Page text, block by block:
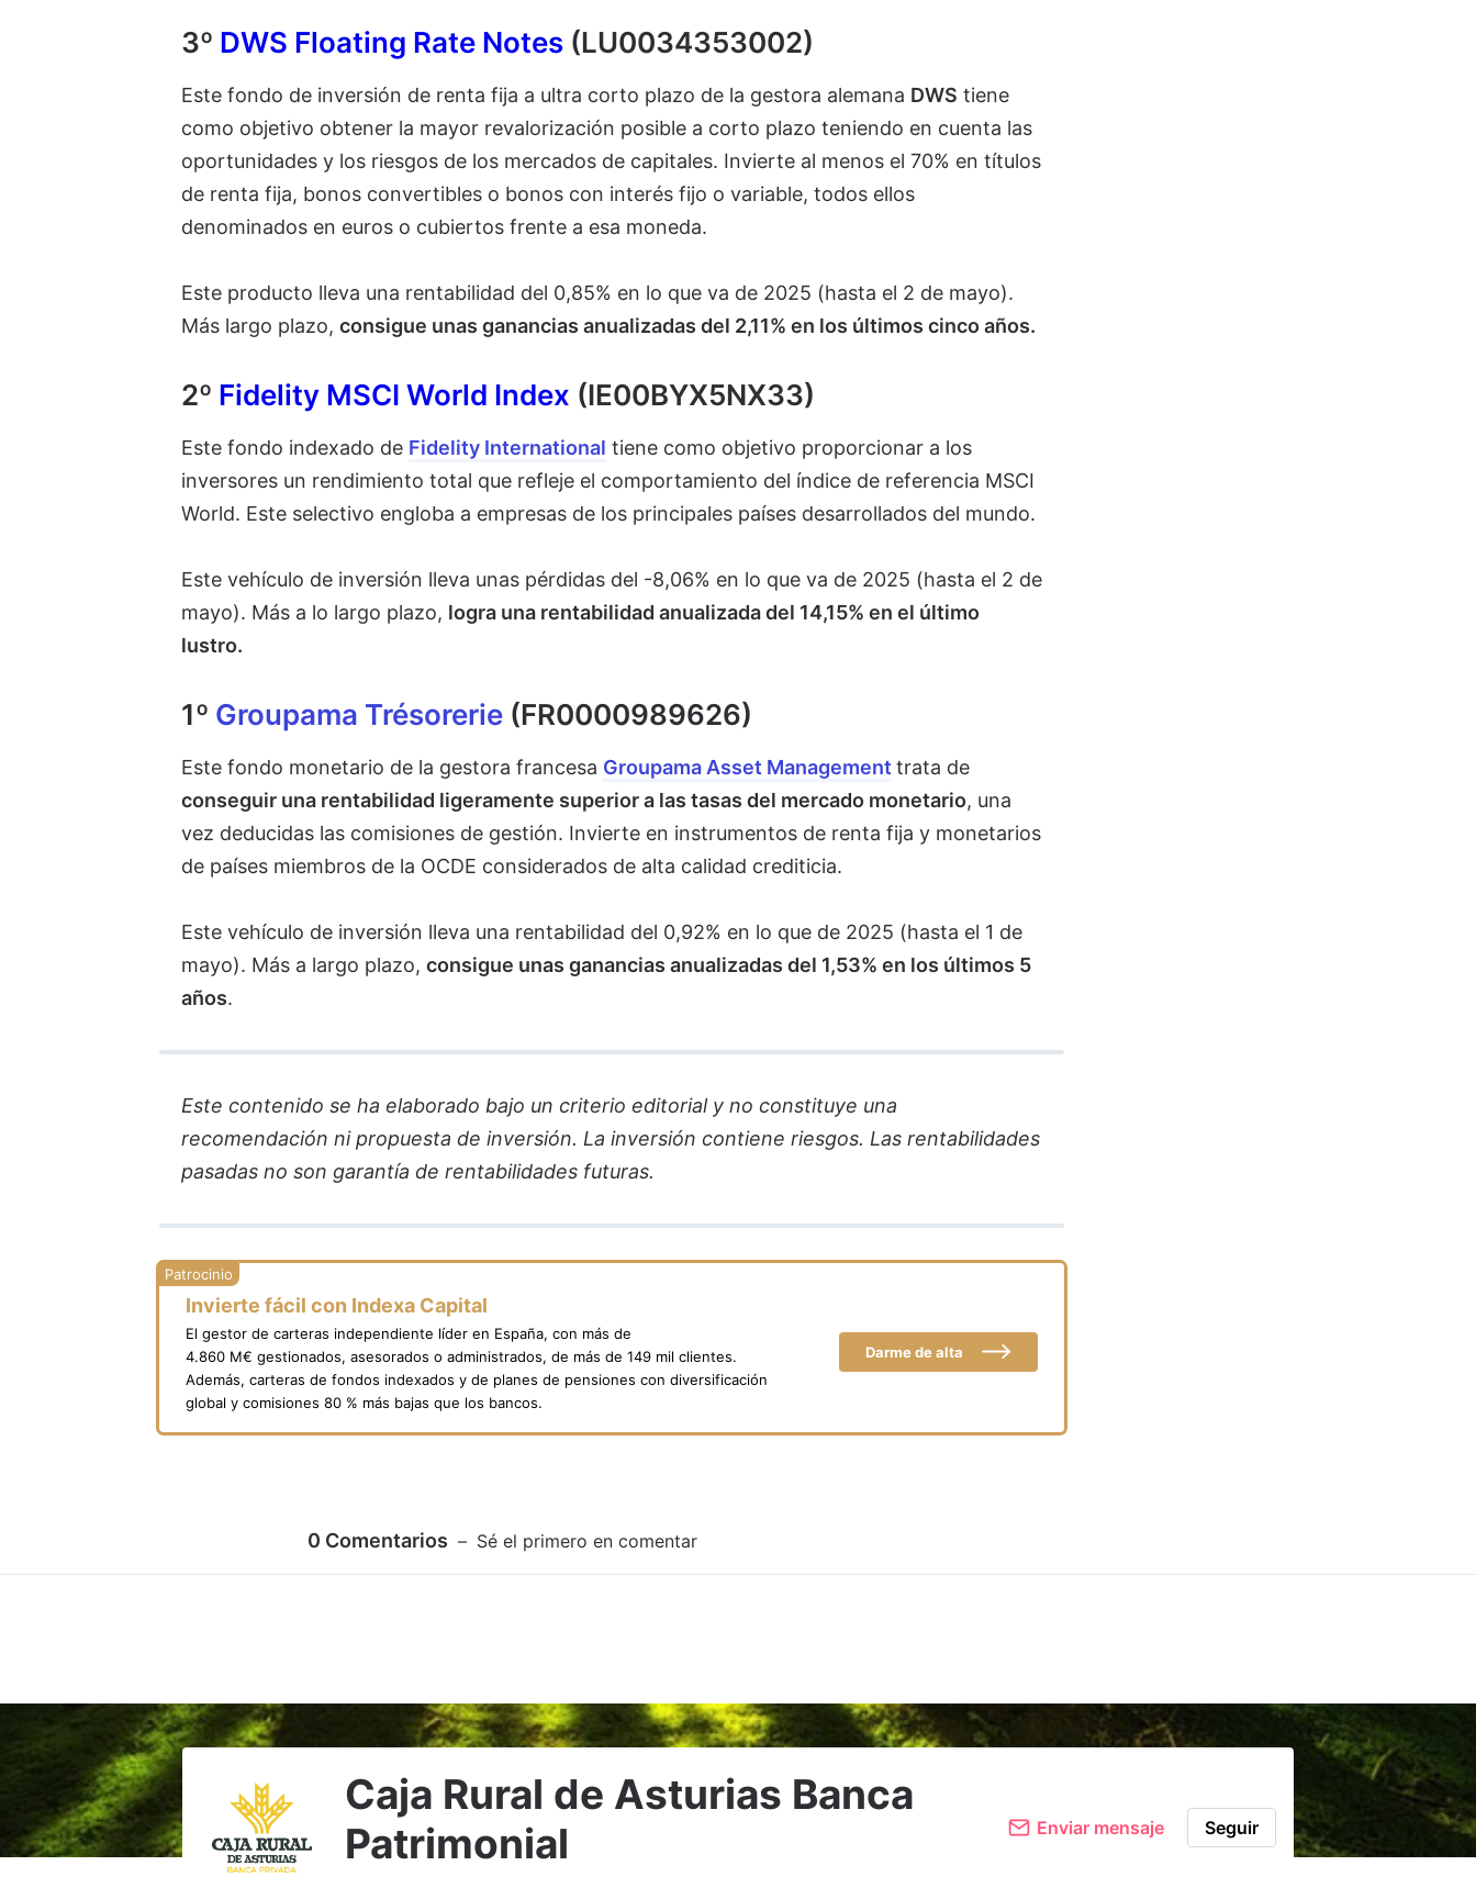
3º DWS Floating Rate Notes(LU0034353002)
Este fondo de inversión de renta fija a ultra corto plazo de la gestora alemana DWS tiene
como objetivo obtener la mayor revalorización posible a corto plazo teniendo en cuenta las
oportunidades y los riesgos de los mercados de capitales. Invierte al menos el 70% en títulos
de renta fija, bonos convertibles o bonos con interés fijo o variable, todos ellos
denominados en euros o cubiertos frente a esa moneda.
Este producto lleva una rentabilidad del 0,85% en lo que va de 2025 (hasta el 2 de mayo).
Más largo plazo, consigue unas ganancias anualizadas del 2,11% en los últimos cinco años.
2º Fidelity MSCI World Index (IE00BYX5NX33)
Este fondo indexado de Fidelity International tiene como objetivo proporcionar a los
inversores un rendimiento total que refleje el comportamiento del índice de referencia MSCI
World. Este selectivo engloba a empresas de los principales países desarrollados del mundo.
Este vehículo de inversión lleva unas pérdidas del -8,06% en lo que va de 2025 (hasta el 2 de
mayo). Más a lo largo plazo, logra una rentabilidad anualizada del 14,15% en el último
lustro.
1º Groupama Trésorerie(FR0000989626)
Este fondo monetario de la gestora francesa Groupama Asset Management trata de
conseguir una rentabilidad ligeramente superior a las tasas del mercado monetario, una
vez deducidas las comisiones de gestión. Invierte en instrumentos de renta fija y monetarios
de países miembros de la OCDE considerados de alta calidad crediticia.
Este vehículo de inversión lleva una rentabilidad del 0,92% en lo que de 2025 (hasta el 1 de
mayo). Más a largo plazo, consigue unas ganancias anualizadas del 1,53% en los últimos 5
años.
Este contenido se ha elaborado bajo un criterio editorial y no constituye una
recomendación ni propuesta de inversión. La inversión contiene riesgos. Las rentabilidades
pasadas no son garantía de rentabilidades futuras.
Invierte fácil con Indexa Capital
El gestor de carteras independiente líder en España, con más de
4.860 M€ gestionados, asesorados o administrados, de más de 149 mil clientes.
Además, carteras de fondos indexados y de planes de pensiones con diversificación
global y comisiones 80 % más bajas que los bancos.
Darme de alta
0 Comentarios Sé el primero en comentar
Adjuntar imagen
Caja Rural de Asturias Banca
Patrimonial
Enviar mensaje Seguir